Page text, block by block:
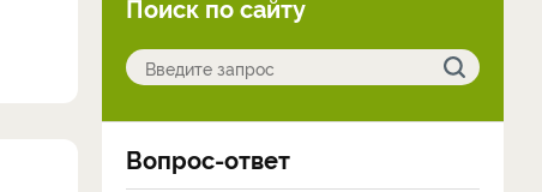
Поиск по сайту
Вопрос-ответ